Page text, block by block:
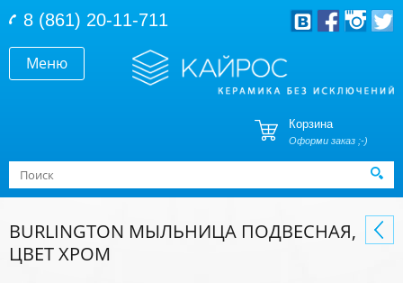
Меню
8 (861) 20-11-711
Корзина
Оформи заказ ;-)
Форма поиска
Поиск
BURLINGTON МЫЛЬНИЦА ПОДВЕСНАЯ,
ЦВЕТ ХРОМ